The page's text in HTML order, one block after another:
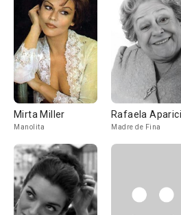
Mirta Miller
Manolita
Rafaela
Madre de Fina